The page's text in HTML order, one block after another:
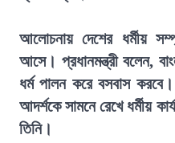
আলোচনায় দেশের ধর্মীয়
আসে। প্রধানমন্ত্রী বলেন,
ধর্ম পালন করে বসবাস
আদর্শকে সামনে রেখে ধর্মীয়
তিনি।